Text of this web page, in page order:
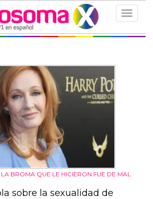
Toggle
BROMA QUE LE HICIERON FUE DE MAL
sobre la sexualidad de